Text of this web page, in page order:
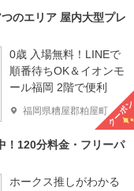
のエリア 屋内大型プレ
0歳 入場無料！LINEで
順番待ちOK＆イオンモ
ール福岡 2階で便利
福岡県糟屋郡粕屋町クーポン
！120分料金・フリーパ
ホークス推しがわかる